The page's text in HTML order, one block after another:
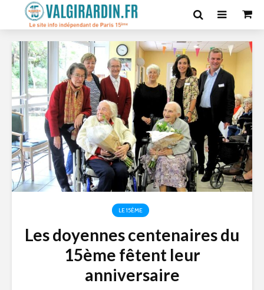
LE 15ÈME
Les doyennes centenaires du
15ème fêtent leur
anniversaire